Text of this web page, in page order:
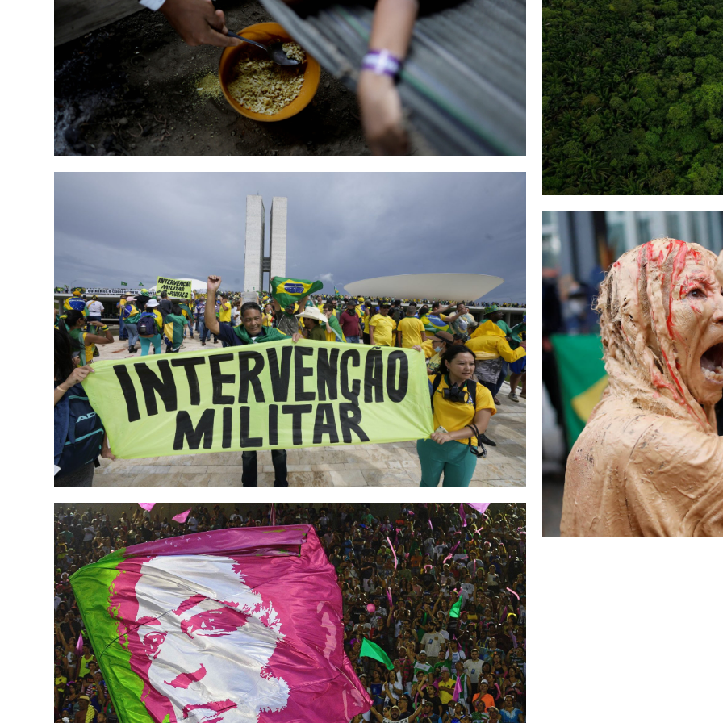
BRASIL JATORRIZKO HERRIAK
BRASIL KLIMA ALDAKETA
BRASIL FAXISMOA
AZPIEGITURA HANDIAK